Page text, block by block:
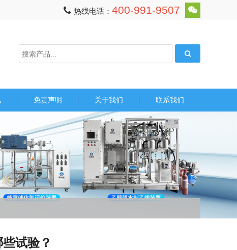
热线电话： 400-991-9507
免责声明 关于我们 联系我们
试验？